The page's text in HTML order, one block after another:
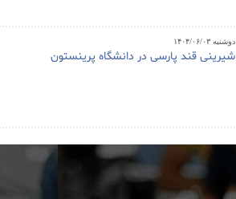
دوشنبه ۱۴۰۴/۰۶/۰۳
شیرینی قند پارسی در دانشگاه پرینستون